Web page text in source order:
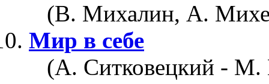
(В. Михалин, А.
Мир в себе
(А. Ситковецкий -